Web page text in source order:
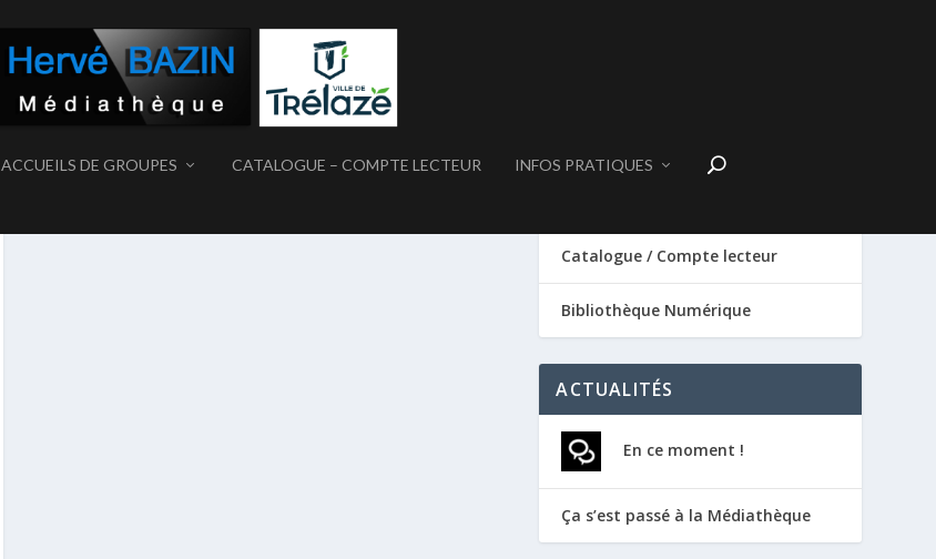
ACCUEILS DE GROUPES CATALOGUE – COMPTE LECTEUR INFOS PRATIQUES
Catalogue / Compte lecteur
Bibliothèque Numérique
ACTUALITÉS
En ce moment !
Ça s’est passé à la Médiathèque